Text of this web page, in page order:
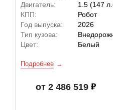
Двигатель:
1.5 (147
КПП:
Робот
Год выпуска:
2026
Тип кузова:
Цвет:
Белый
Подробнее
от 2 486 519